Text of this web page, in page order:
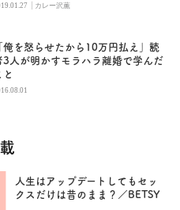
| カレー沢薫
俺を怒らせたから10万円払え」読
3人が明かすモラハラ離婚で学んだ
と
人生はアップデートしてもセッ
クスだけは昔のまま？／BETSY